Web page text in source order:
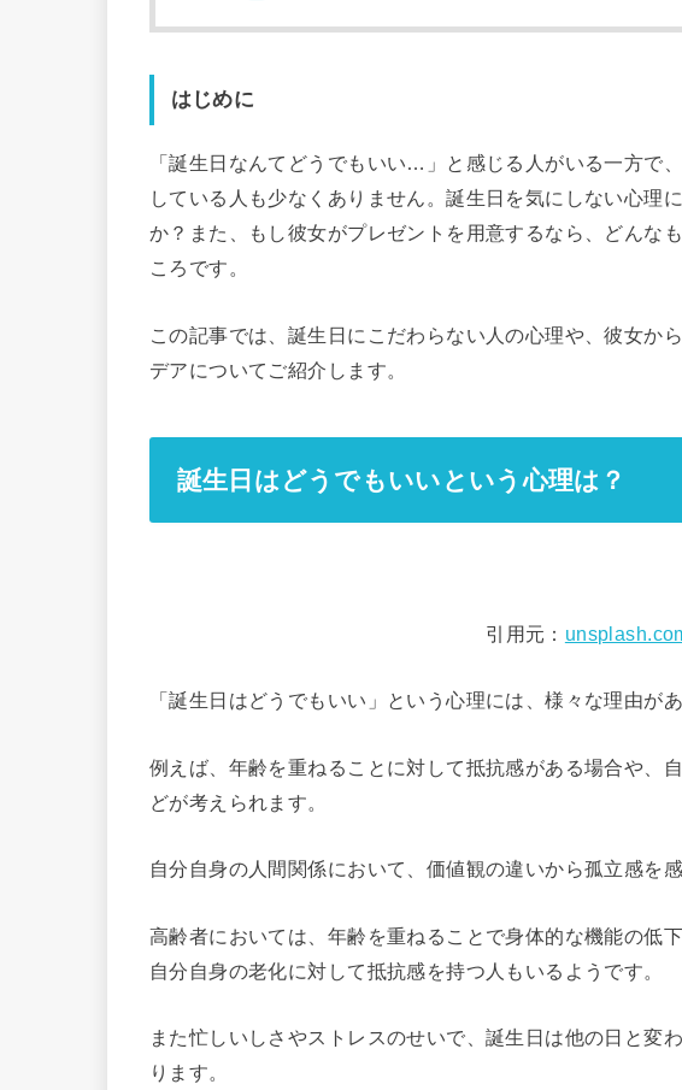
はじめに
「誕生日なんてどうでもいい…」と感じる人がいる一方で
している人も少なくありません。誕生日を気にしない心理
か？また、もし彼女がプレゼントを用意するなら、どんな
ころです。
この記事では、誕生日にこだわらない人の心理や、彼女か
デアについてご紹介します。
誕生日はどうでもいいという心理は？
引用元：
「誕生日はどうでもいい」という心理には、様々な理由が
例えば、年齢を重ねることに対して抵抗感がある場合や、
どが考えられます。
自分自身の人間関係において、価値観の違いから孤立感を
高齢者においては、年齢を重ねることで身体的な機能の低
自分自身の老化に対して抵抗感を持つ人もいるようです。
また忙しいしさやストレスのせいで、誕生日は他の日と変
ります。